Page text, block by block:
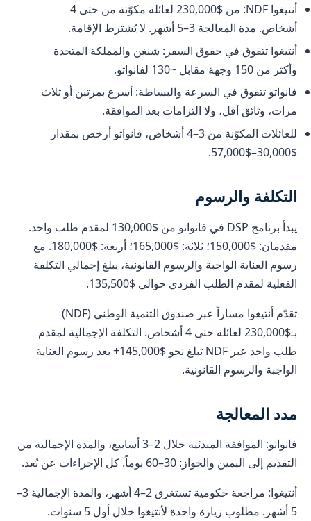
أنتيغوا NDF: من $230,000 لعائلة مكوّنة من حتى 4
أشخاص. مدة المعالجة 3–5 أشهر. لا يُشترط الإقامة.
أنتيغوا تتفوق في حقوق السفر: شنغن والمملكة المتحدة
وأكثر من 150 وجهة مقابل ~130 لفانواتو.
فانواتو تتفوق في السرعة والبساطة: أسرع بمرتين أو ثلاث
مرات، وثائق أقل، ولا التزامات بعد الموافقة.
للعائلات المكوّنة من 3–4 أشخاص، فانواتو أرخص بمقدار
$30,000–$57,000.
التكلفة والرسوم
يبدأ برنامج DSP في فانواتو من $130,000 لمقدم طلب واحد.
مقدمان: $150,000؛ ثلاثة: $165,000؛ أربعة: $180,000. مع
رسوم العناية الواجبة والرسوم القانونية، يبلغ إجمالي التكلفة
الفعلية لمقدم الطلب الفردي حوالي $135,500.
تقدّم أنتيغوا مساراً عبر صندوق التنمية الوطني (NDF)
بـ$230,000 لعائلة حتى 4 أشخاص. التكلفة الإجمالية لمقدم
طلب واحد عبر NDF تبلغ نحو $145,000+ بعد رسوم العناية
الواجبة والرسوم القانونية.
مدد المعالجة
فانواتو: الموافقة المبدئية خلال 2–3 أسابيع، والمدة الإجمالية من
التقديم إلى اليمين والجواز: 30–60 يوماً. كل الإجراءات عن بُعد.
أنتيغوا: مراجعة حكومية تستغرق 2–4 أشهر، والمدة الإجمالية 3–
5 أشهر. مطلوب زيارة واحدة لأنتيغوا خلال أول 5 سنوات.